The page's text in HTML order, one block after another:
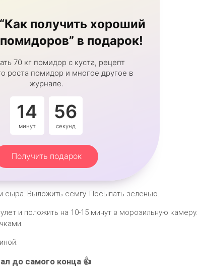
получить хороший
в подарок!
70 кг помидор с куста, рецепт
роста помидор и многое другое в
журнале.
14
минут
55
секунд
Получить подарок
сыра. Выложить семгу. Посыпать зеленью.
и положить на 10-15 минут в морозильную камеру.
до самого конца 👍